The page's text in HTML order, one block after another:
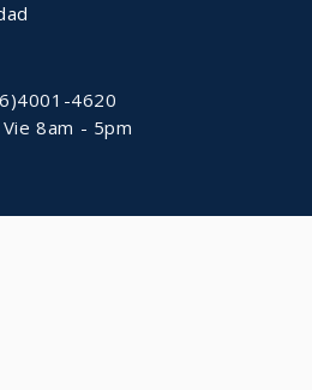
4620
8am - 5pm